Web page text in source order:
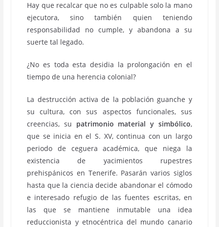
Hay que recalcar que no es culpable solo la mano
ejecutora, sino también quien teniendo
responsabilidad no cumple, y abandona a su
suerte tal legado.
¿No es toda esta desidia la prolongación en el
tiempo de una herencia colonial?
La destrucción activa de la población guanche y
su cultura, con sus aspectos funcionales, sus
creencias, su patrimonio material y simbólico,
que se inicia en el S. XV, continua con un largo
periodo de ceguera académica, que niega la
existencia de yacimientos rupestres
prehispánicos en Tenerife. Pasarán varios siglos
hasta que la ciencia decide abandonar el cómodo
e interesado refugio de las fuentes escritas, en
las que se mantiene inmutable una idea
reduccionista y etnocéntrica del mundo canario